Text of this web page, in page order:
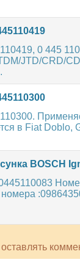
0 445
JTD/CRD/
в Fiat Doblo,
BOSCH
оставлять